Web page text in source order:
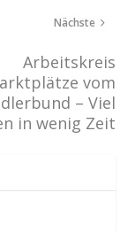
Nächste
Arbeitskreis
vom
– Viel
in wenig Zeit